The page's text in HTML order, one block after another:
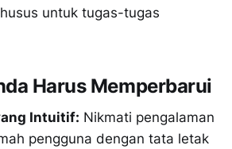
untuk tugas-tugas
Harus Memperbarui
Intuitif: Nikmati pengalaman
pengguna dengan tata letak